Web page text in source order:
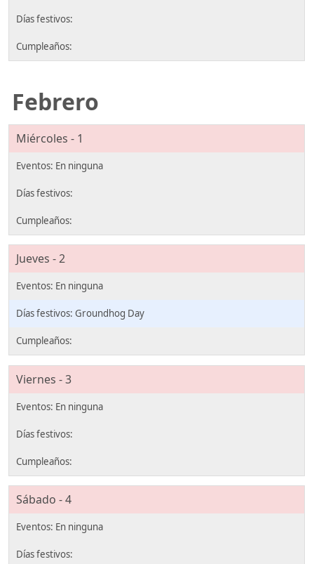
Febrero
Miércoles - 1
Jueves - 2
Groundhog Day
Viernes - 3
Sábado - 4